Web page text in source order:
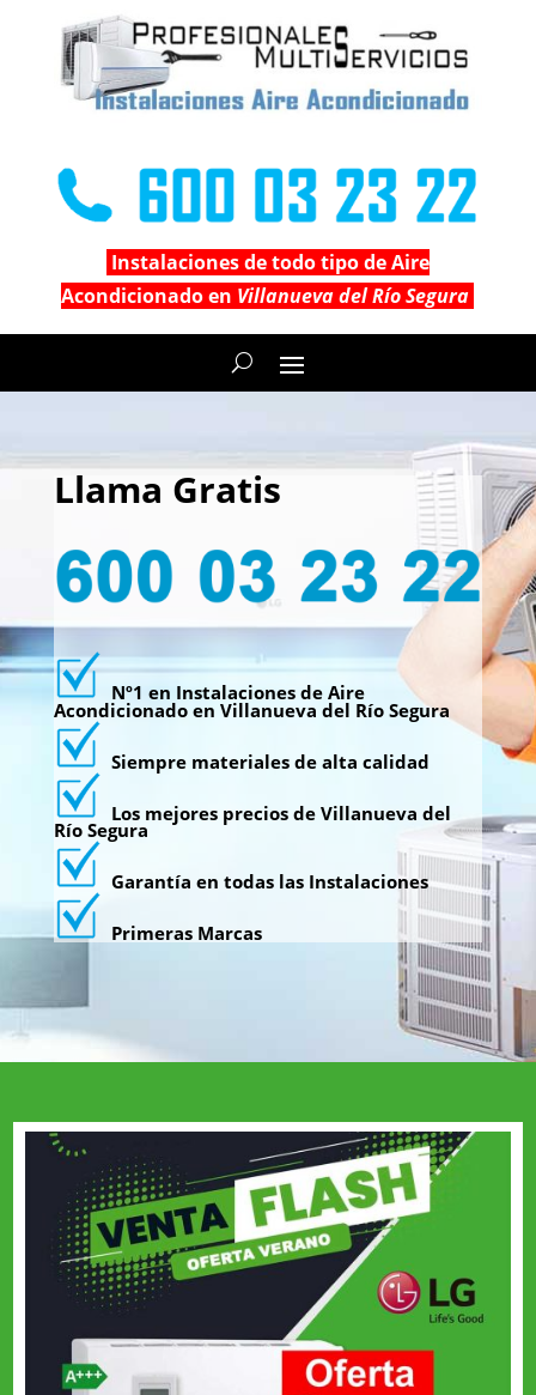
Instalaciones de todo tipo de Aire
Acondicionado en Villanueva del Río Segura
Llama Gratis
Nº1 en Instalaciones de Aire
Acondicionado en Villanueva del Río Segura
Siempre materiales de alta calidad
Los mejores precios de Villanueva del
Río Segura
Garantía en todas las Instalaciones
Primeras Marcas